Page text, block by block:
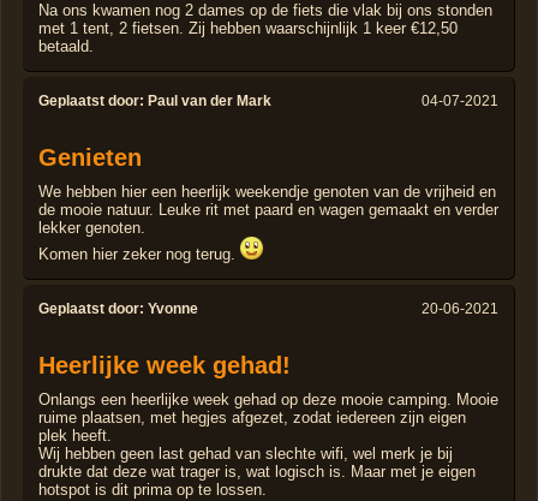
Na ons kwamen nog 2 dames op de fiets die vlak bij ons stonden
met 1 tent, 2 fietsen. Zij hebben waarschijnlijk 1 keer €12,50
betaald.
04-07-2021
Geplaatst door: Paul van der Mark
Genieten
We hebben hier een heerlijk weekendje genoten van de vrijheid en
de mooie natuur. Leuke rit met paard en wagen gemaakt en verder
lekker genoten.
Komen hier zeker nog terug.
20-06-2021
Geplaatst door: Yvonne
Heerlijke week gehad!
Onlangs een heerlijke week gehad op deze mooie camping. Mooie
ruime plaatsen, met hegjes afgezet, zodat iedereen zijn eigen
plek heeft.
Wij hebben geen last gehad van slechte wifi, wel merk je bij
drukte dat deze wat trager is, wat logisch is. Maar met je eigen
hotspot is dit prima op te lossen.